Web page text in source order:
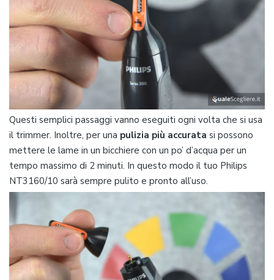
Questi semplici passaggi vanno eseguiti ogni volta che si usa
il trimmer. Inoltre, per una pulizia più accurata si possono
mettere le lame in un bicchiere con un po’ d’acqua per un
tempo massimo di 2 minuti. In questo modo il tuo Philips
NT3160/10 sarà sempre pulito e pronto all’uso.